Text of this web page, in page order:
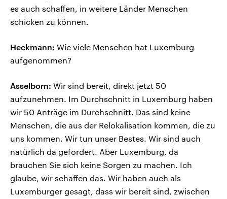
es auch schaffen, in weitere Länder Menschen
schicken zu können.
Heckmann: Wie viele Menschen hat Luxemburg
aufgenommen?
Asselborn: Wir sind bereit, direkt jetzt 50
aufzunehmen. Im Durchschnitt in Luxemburg haben
wir 50 Anträge im Durchschnitt. Das sind keine
Menschen, die aus der Relokalisation kommen, die zu
uns kommen. Wir tun unser Bestes. Wir sind auch
natürlich da gefordert. Aber Luxemburg, da
brauchen Sie sich keine Sorgen zu machen. Ich
glaube, wir schaffen das. Wir haben auch als
Luxemburger gesagt, dass wir bereit sind, zwischen